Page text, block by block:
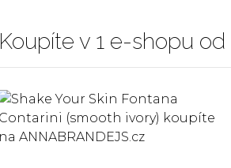
Koupíte v 1 e-shopu od